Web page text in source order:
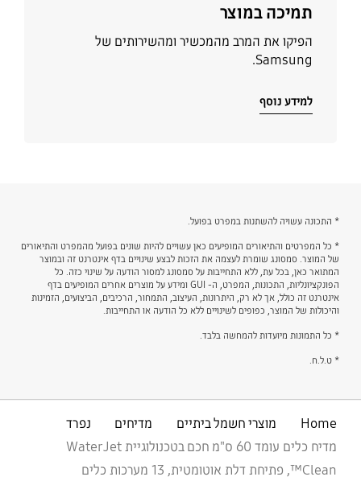
תמיכה במוצר
הפיקו את המרב מהמכשיר ומהשירותים של
Samsung.
למידע נוסף
* התכונה עשויה להשתנות במפרט בפועל.
* כל המפרטים והתיאורים המופיעים כאן עשויים להיות שונים בפועל מהמפרט והתיאורים
של המוצר. סמסונג שומרת לעצמה את הזכות לבצע שינויים בדף אינטרנט זה ובמוצר
המתואר כאן, בכל עת, ללא התחייבות על סמסונג למסור הודעה על שינוי כזה. כל
הפונקציונליות, התכונות, המפרט, ה- GUI ומידע על מוצרים אחרים המופיעים בדף
אינטרנט זה כולל, אך לא רק, היתרונות, העיצוב, התמחור, הרכיבים, הביצועים, הזמינות
והיכולות של המוצר, כפופים לשינויים ללא כל הודעה או התחייבות.
* כל התמונות מיועדות להמחשה בלבד.
* ט.ל.ח.
Home מוצרי חשמל ביתיים מדיחים
נפרד
מדיח כלים עומד 60 ס"מ חכם בטכנולוגיית WaterJet
Clean™, פתיחת דלת אוטומטית, 13 מערכות כלים